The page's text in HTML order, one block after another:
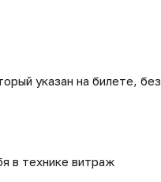
указан на билете, без
в технике витраж